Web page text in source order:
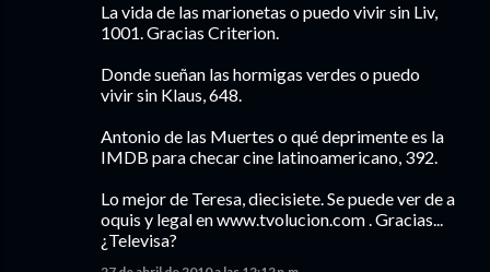
La vida de las marionetas o puedo vivir sin Liv,
1001. Gracias Criterion.
Donde sueñan las hormigas verdes o puedo
vivir sin Klaus, 648.
Antonio de las Muertes o qué deprimente es la
IMDB para checar cine latinoamericano, 392.
Lo mejor de Teresa, diecisiete. Se puede ver de a
oquis y legal en www.tvolucion.com . Gracias...
¿Televisa?